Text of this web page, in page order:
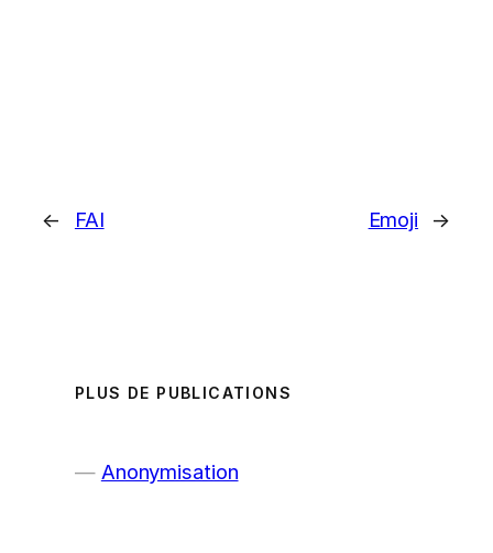
← FAI Emoji →
PLUS DE PUBLICATIONS
Anonymisation